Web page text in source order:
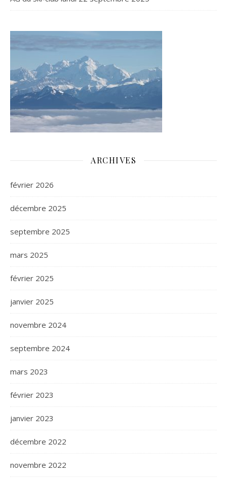
ARCHIVES
février 2026
décembre 2025
septembre 2025
mars 2025
février 2025
janvier 2025
novembre 2024
septembre 2024
mars 2023
février 2023
janvier 2023
décembre 2022
novembre 2022